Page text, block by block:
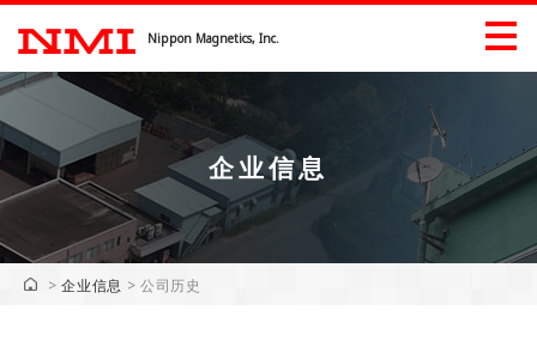
Nippon Magnetics, Inc.
产品信息
产品信息（工業）
企业信息
>企业信息 >公司历史